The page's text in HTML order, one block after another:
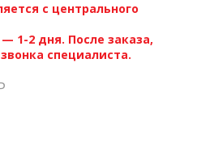
с центрального
1-2 дня. После заказа,
специалиста.